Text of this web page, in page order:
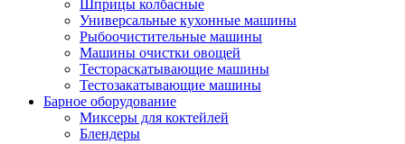
Шприцы колбасные
Универсальные кухонные машины
Рыбоочистительные машины
Машины очистки овощей
Тестораскатывающие машины
Тестозакатывающие машины
Барное оборудование
Миксеры для коктейлей
Блендеры